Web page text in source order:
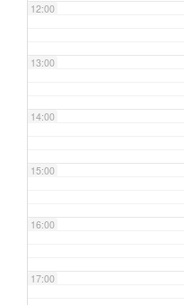
12:00
13:00
14:00
15:00
16:00
17:00